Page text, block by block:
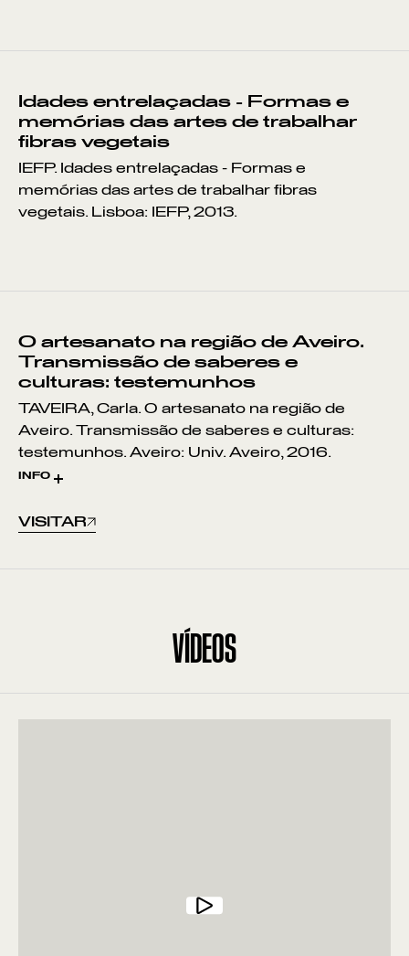
Idades entrelaçadas - Formas e
memórias das artes de trabalhar
fibras vegetais
IEFP. Idades entrelaçadas - Formas e
memórias das artes de trabalhar fibras
vegetais. Lisboa: IEFP, 2013.
O artesanato na região de Aveiro.
Transmissão de saberes e
culturas: testemunhos
TAVEIRA, Carla. O artesanato na região de
Aveiro. Transmissão de saberes e culturas:
testemunhos. Aveiro: Univ. Aveiro, 2016.
INFO
VISITAR
VÍDEOS